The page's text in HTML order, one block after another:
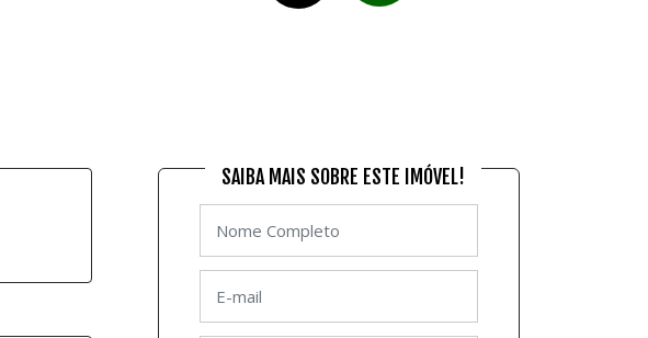
SAIBA MAIS SOBRE ESTE IMÓVEL!